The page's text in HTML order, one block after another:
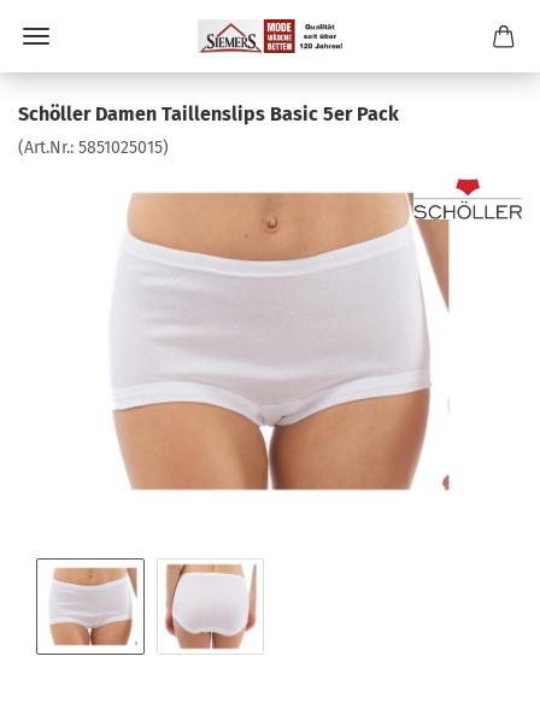
Schöller Damen Taillenslips Basic 5er Pack
(Art.Nr.: 5851025015)